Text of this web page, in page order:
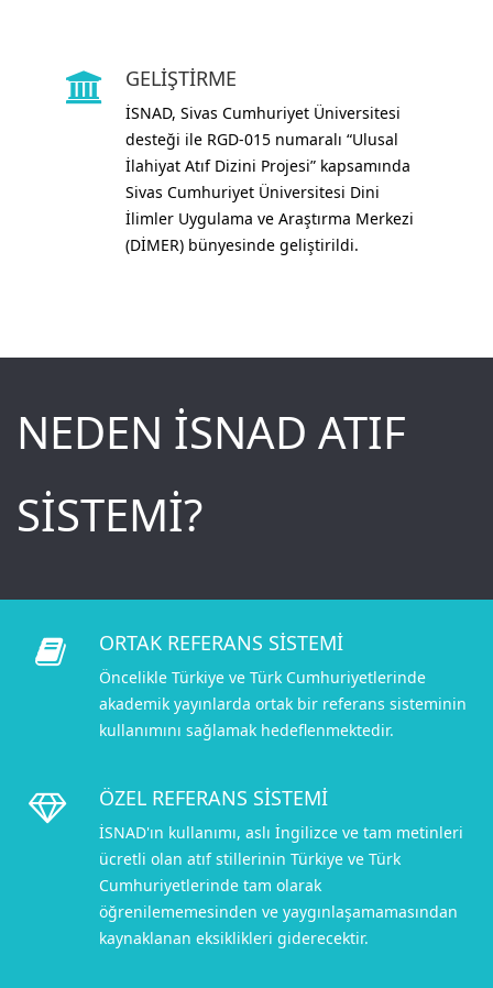
GELİŞTİRME
İSNAD, Sivas Cumhuriyet Üniversitesi
desteği ile RGD-015 numaralı “Ulusal
İlahiyat Atıf Dizini Projesi” kapsamında
Sivas Cumhuriyet Üniversitesi Dini
İlimler Uygulama ve Araştırma Merkezi
(DİMER) bünyesinde geliştirildi.
NEDEN İSNAD ATIF
SİSTEMİ?
ORTAK REFERANS SİSTEMİ
Öncelikle Türkiye ve Türk Cumhuriyetlerinde
akademik yayınlarda ortak bir referans sisteminin
kullanımını sağlamak hedeflenmektedir.
ÖZEL REFERANS SİSTEMİ
İSNAD'ın kullanımı, aslı İngilizce ve tam metinleri
ücretli olan atıf stillerinin Türkiye ve Türk
Cumhuriyetlerinde tam olarak
öğrenilememesinden ve yaygınlaşamamasından
kaynaklanan eksiklikleri giderecektir.